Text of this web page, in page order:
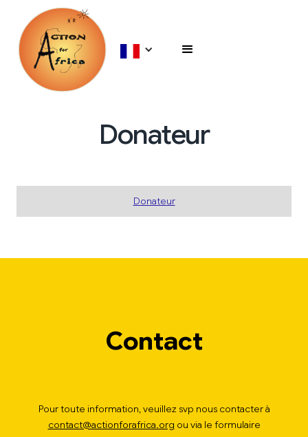
Donateur
Donateur
Contact
Pour toute information, veuillez svp nous contacter à
contact@actionforafrica.org ou via le formulaire